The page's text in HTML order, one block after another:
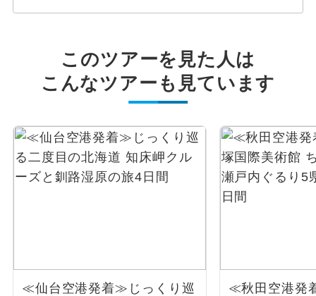
このツアーを見た人は
こんなツアーも見ています
≪仙台空港発着≫じっくり巡
≪秋田空港発